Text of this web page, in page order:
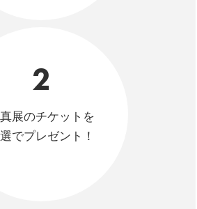
2
展のチケットを
でプレゼント！